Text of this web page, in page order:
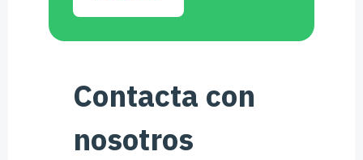
Contacta con
nosotros